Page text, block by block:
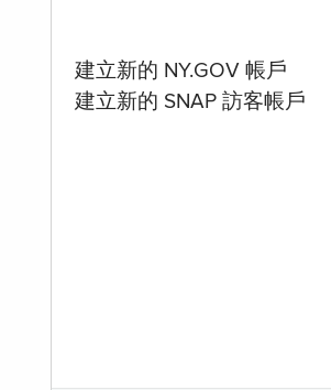
建立新的 NY.GOV 帳戶
建立新的 SNAP 訪客帳戶